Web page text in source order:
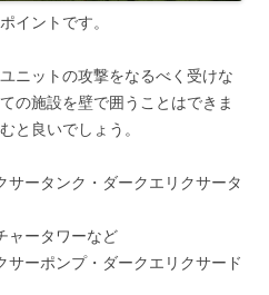
イントです。
ニットの攻撃をなるべく受けな
の施設を壁で囲うことはできま
と良いでしょう。
サータンク・ダークエリクサータ
ャータワーなど
サーポンプ・ダークエリクサード